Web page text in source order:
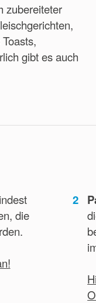
zubereiteter
gibt es auch
die
2